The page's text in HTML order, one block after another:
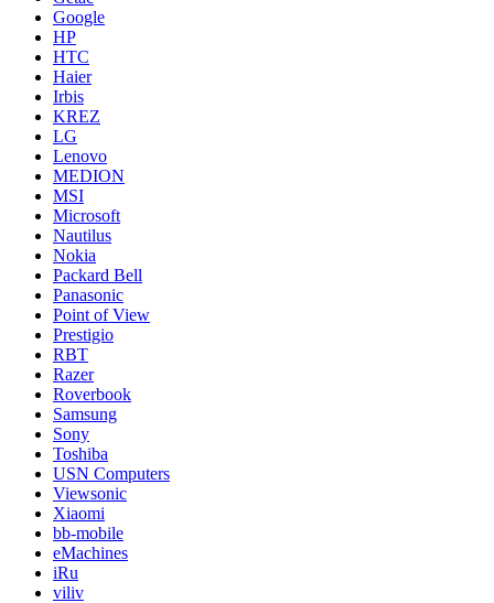
Google
HP
HTC
Haier
Irbis
KREZ
LG
Lenovo
MEDION
MSI
Microsoft
Nautilus
Nokia
Packard Bell
Panasonic
Point of View
Prestigio
RBT
Razer
Roverbook
Samsung
Sony
Toshiba
USN Computers
Viewsonic
Xiaomi
bb-mobile
eMachines
iRu
viliv